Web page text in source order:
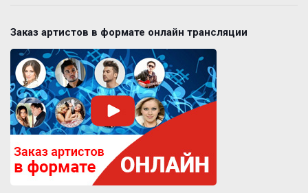
Заказ артистов в формате онлайн трансляции